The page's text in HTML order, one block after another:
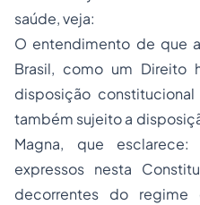
saúde, veja:
O entendimento de que
Brasil, como um Direito
disposição
também sujeito a
Magna, que
expressos nesta
decorrentes do